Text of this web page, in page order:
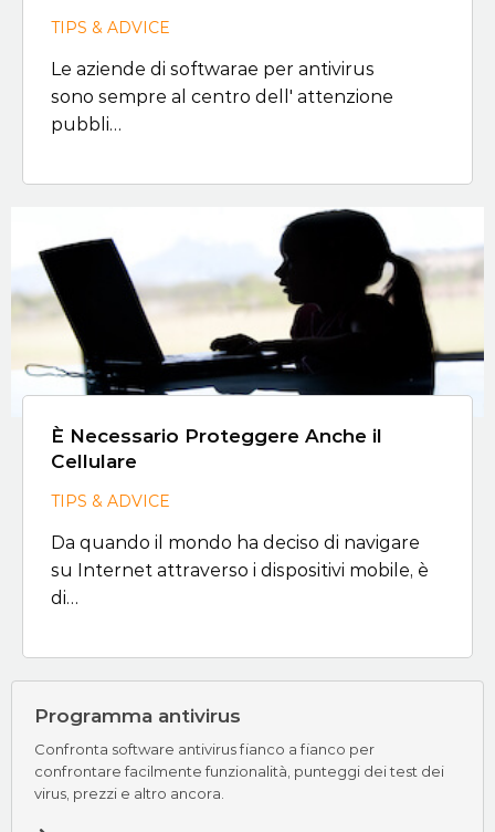
TIPS & ADVICE
Le aziende di softwarae per antivirus
sono sempre al centro dell' attenzione
pubbli…
È Necessario Proteggere Anche il
Cellulare
TIPS & ADVICE
Da quando il mondo ha deciso di navigare
su Internet attraverso i dispositivi mobile, è
di…
Programma antivirus
Confronta software antivirus fianco a fianco per
confrontare facilmente funzionalità, punteggi dei test dei
virus, prezzi e altro ancora.